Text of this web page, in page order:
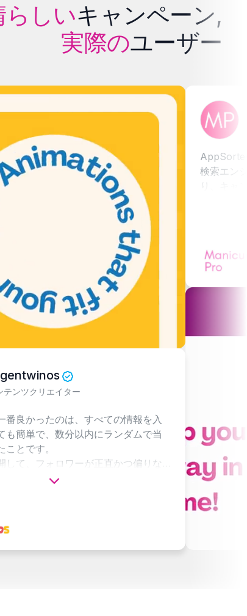
らしいキャンペーン,
実際のユーザー
エイター
たのは、すべての情報を入
、数分以内にランダムで当
。
ォロワーが正直かつ偏りな
できるようにすることが重
グラフィックデザインが気
アプリを試した後で、これ
ネイリ
AppSorteos は使
検索エンジンで
り、キャンペー